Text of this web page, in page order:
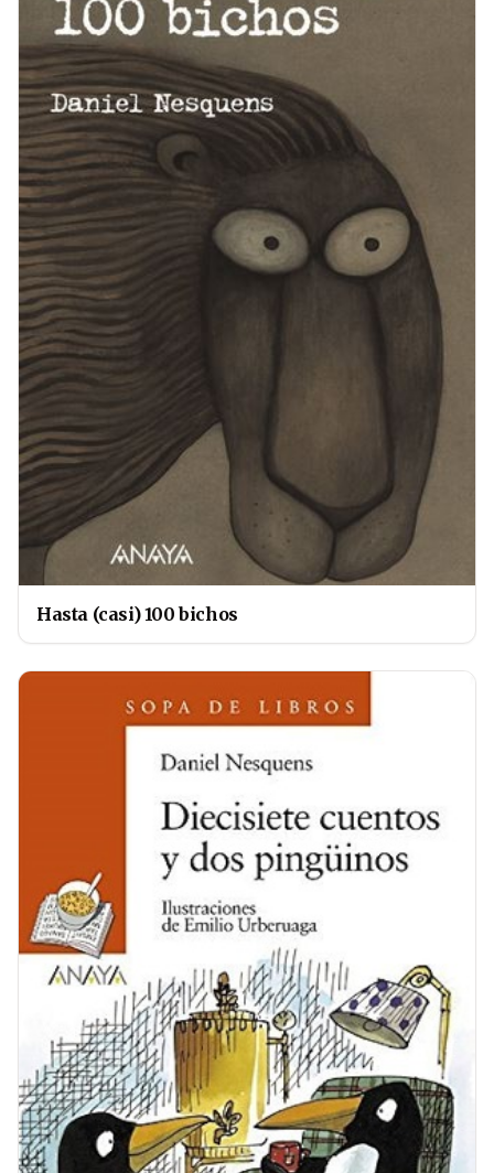
Hasta (casi) 100 bichos